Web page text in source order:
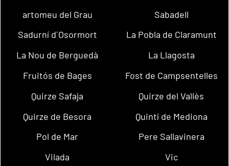
artomeu del Grau
Sabadell
Sadurní d´Osormort
La Pobla de Claramunt
La Nou de Berguedà
La Llagosta
Fruitós de Bages
Fost de Campsentelles
Quirze Safaja
Quirze del Vallès
Quirze de Besora
Quintí de Mediona
Pol de Mar
Pere Sallavinera
Vilada
Vic